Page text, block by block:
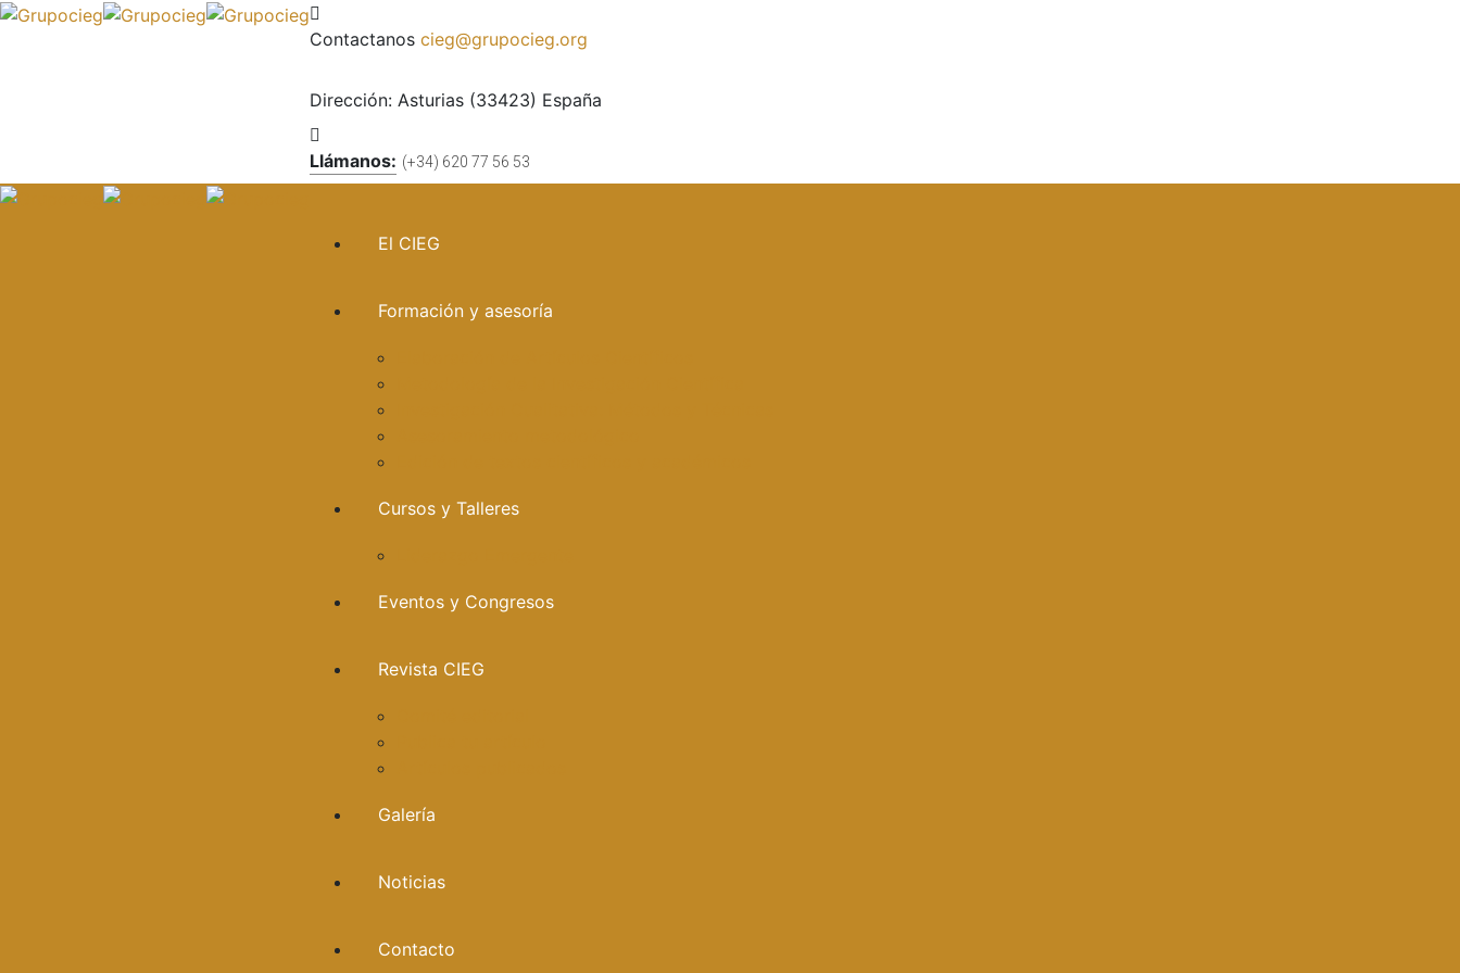
Contactanos cieg@grupocieg.org
Dirección: Asturias (33423) España
Llámanos: (+34) 620 77 56 53
El CIEG
Formación y asesoría
Cursos y Talleres
Eventos y Congresos
Revista CIEG
Galería
Noticias
Contacto